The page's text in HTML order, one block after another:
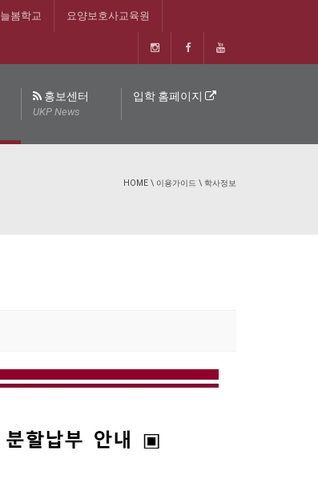
늘봄학교 요양보호사교육원
홍보센터
UKP News
입학 홈페이지
HOME \ 이용가이드 \ 학사정보